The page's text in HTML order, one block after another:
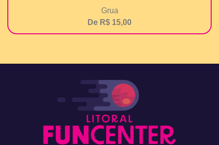
Grua
De R$ 15,00